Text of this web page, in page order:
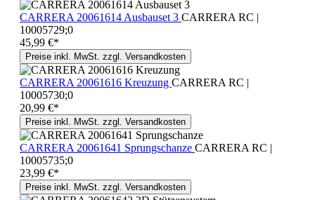
CARRERA 20061614 Ausbauset 3 CARRERA RC |
10005729;0
45,99 €*
Preise inkl. MwSt. zzgl. Versandkosten
CARRERA 20061616 Kreuzung CARRERA RC |
10005730;0
20,99 €*
Preise inkl. MwSt. zzgl. Versandkosten
CARRERA 20061641 Sprungschanze CARRERA RC |
10005735;0
23,99 €*
Preise inkl. MwSt. zzgl. Versandkosten